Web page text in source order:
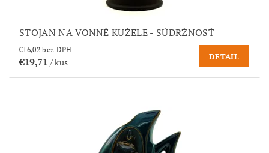
STOJAN NA VONNÉ KUŽELE - SÚDRŽNOSŤ
€16,02 bez DPH
€19,71 / kus
DETAIL